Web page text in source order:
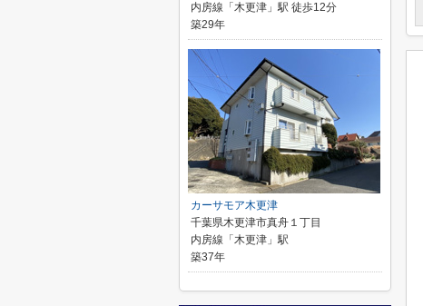
内房線「木更津」駅 徒歩12分
築29年
カーサモア木更津
千葉県木更津市真舟１丁目
内房線「木更津」駅
築37年